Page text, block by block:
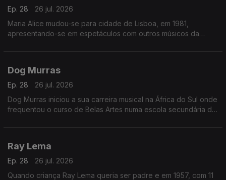
Ep. 28
26 jul. 2026
Maria Alice mudou-se para cidade de Lisboa, em 1981,
apresentando-se em espetáculos com outros músicos da
Dog Murras
Ep. 28
26 jul. 2026
Dog Murras iniciou a sua carreira musical na África do Sul onde
frequentou o curso de Belas Artes numa escola secundária de
Ray Lema
Ep. 28
26 jul. 2026
Quando criança Ray Lema queria ser padre e em 1957, com 11